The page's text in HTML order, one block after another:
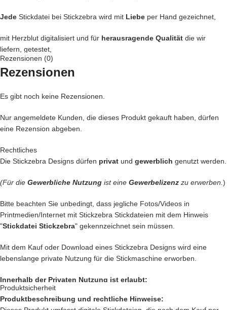
Jede Stickdatei bei Stickzebra wird mit Liebe per Hand gezeichnet,
mit Herzblut digitalisiert und für herausragende Qualität die wir
liefern, getestet,
Denn bei uns kommen nur die
verschönern und zu einem Einzelstück machen
Kinderaugen zum glitzern bringen
die einzigartig sind und nie vergessen werden.
Jacken, Hemden, Kissen, Taschen
Das sind nur unsere
Idee im Kopf. Lass Deiner Fantasie freien Lauf.
Rezensionen (0)
Rezensionen
Es gibt noch keine Rezensionen.
Nur angemeldete Kunden, die dieses Produkt gekauft haben, dürfen
eine Rezension abgeben.
Rechtliches
Die Stickzebra Designs dürfen privat und gewerblich genutzt werden.
(Für die Gewerbliche Nutzung ist eine Gewerbelizenz zu erwerben. )
Bitte beachten Sie unbedingt, dass jegliche Fotos/Videos in
Printmedien/Internet mit Stickzebra Stickdateien mit dem Hinweis
"Stickdatei Stickzebra" gekennzeichnet sein müssen.
Mit dem Kauf oder Download eines Stickzebra Designs wird eine
lebenslange private Nutzung für die Stickmaschine erworben.
Innerhalb der Privaten Nutzung ist erlaubt:
Private Nutzung auf einem Produkt, das mit einer Stickmaschine
Produktsicherheit
Produktbeschreibung und rechtliche Hinweise: